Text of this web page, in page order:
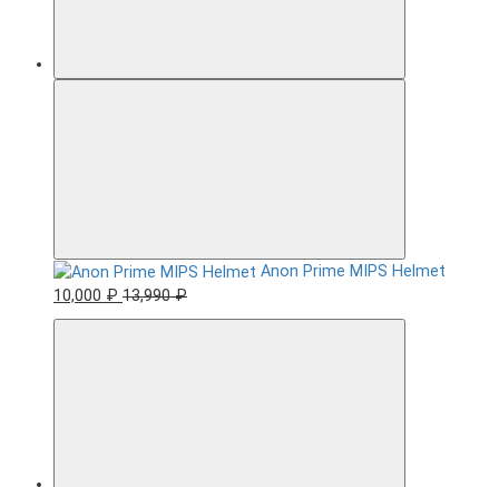
Anon Prime MIPS Helmet
10,000 ₽ 13,990 ₽